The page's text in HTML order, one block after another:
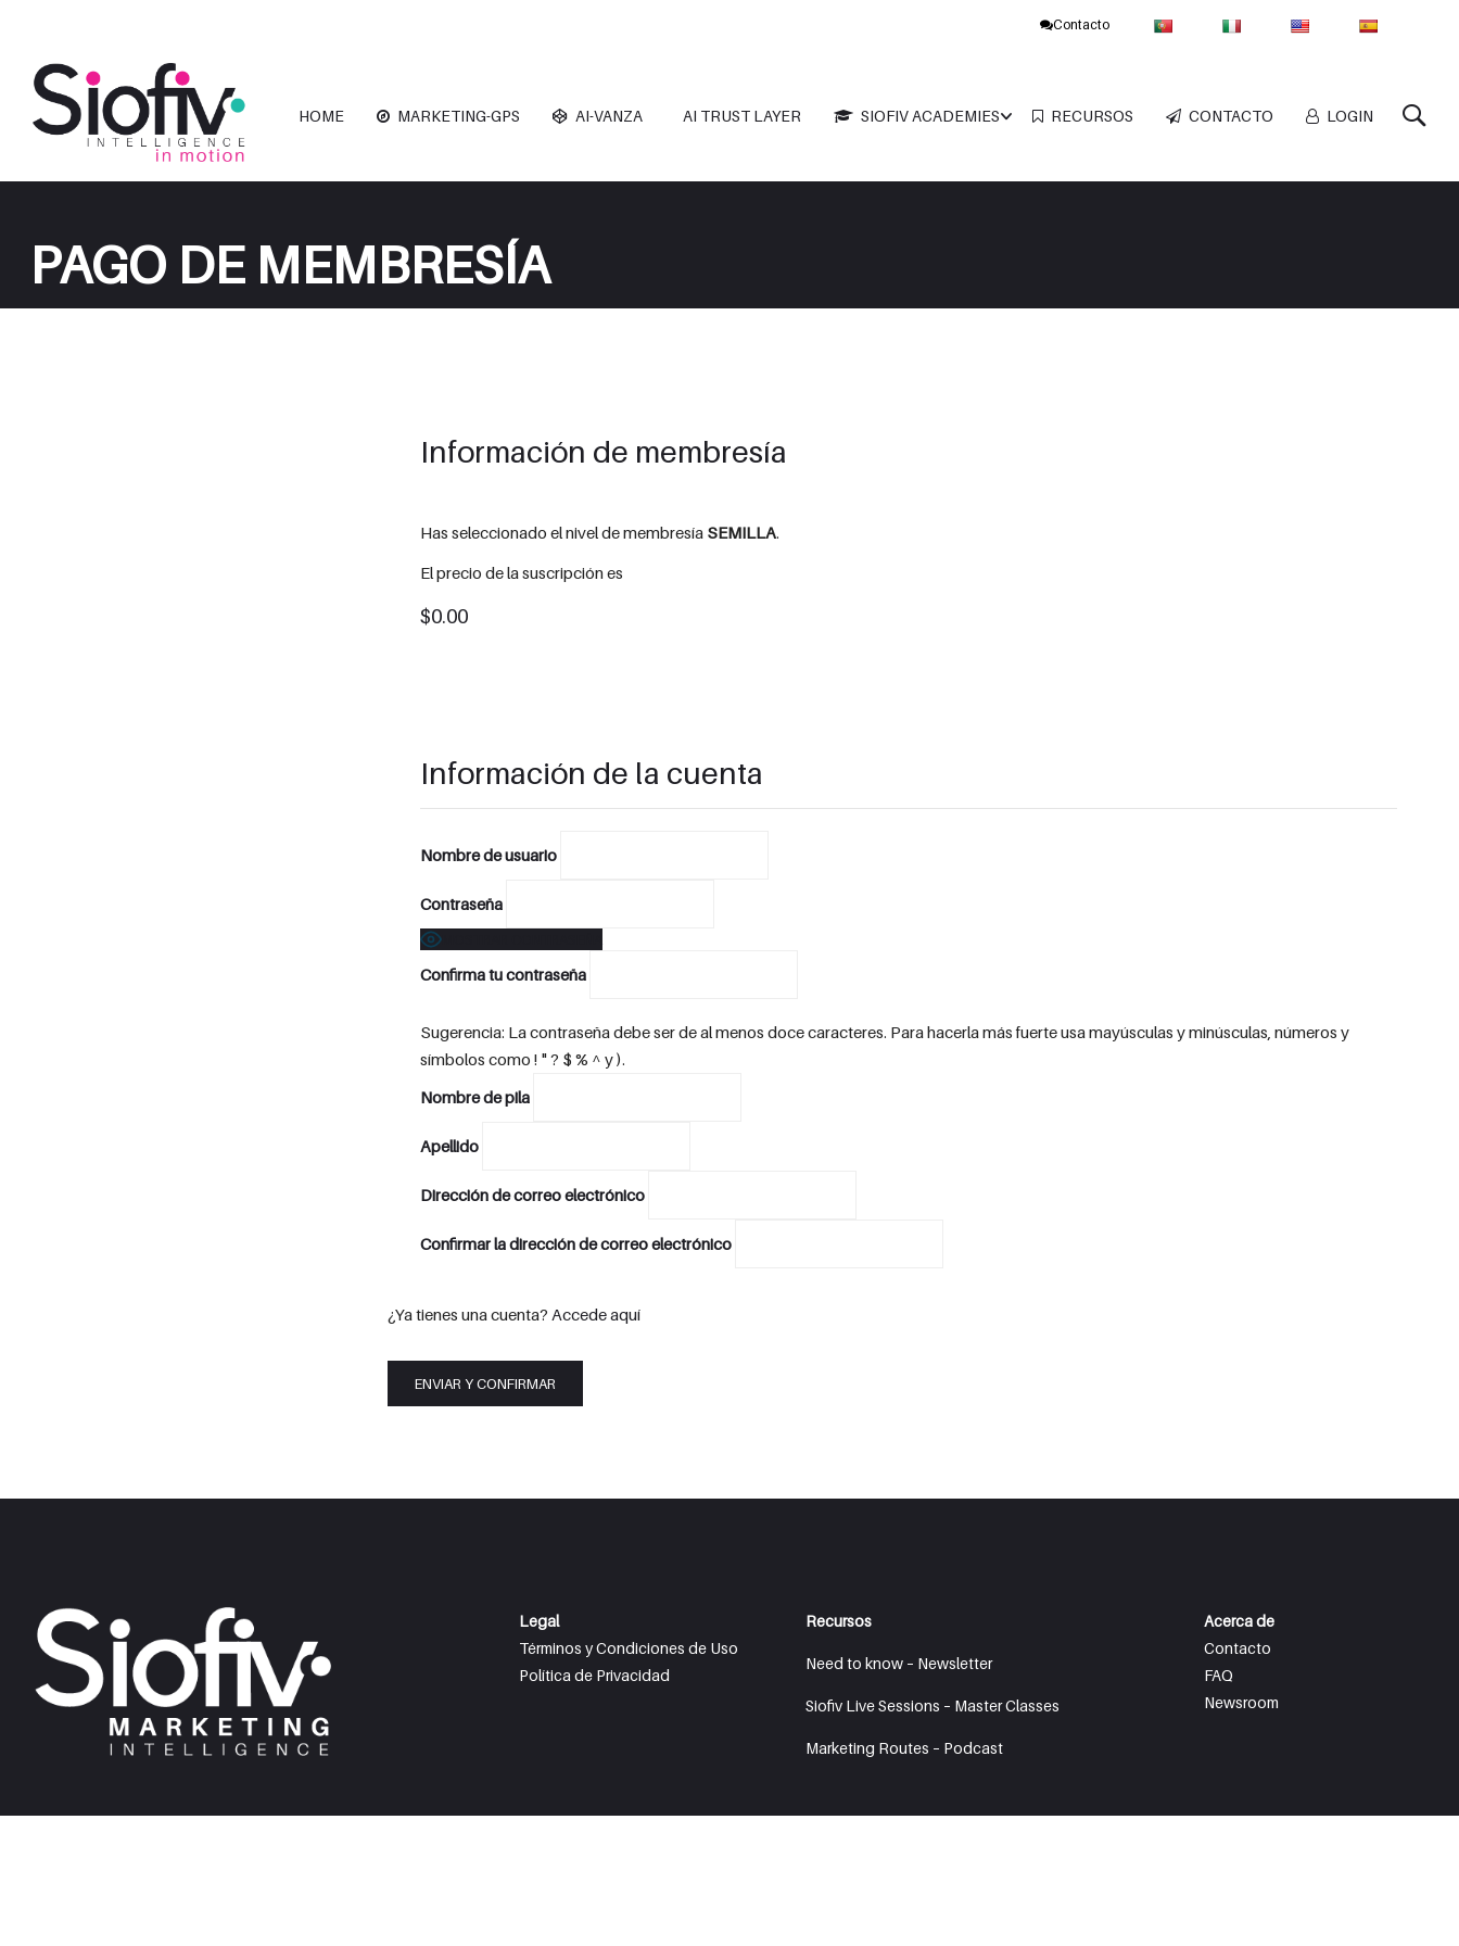
Contacto
HOME MARKETING-GPS AI-VANZA AI TRUST LAYER SIOFIV ACADEMIES RECURSOS CONTACTO LOGIN
PAGO DE MEMBRESÍA
Información de membresía
Has seleccionado el nivel de membresía SEMILLA.
El precio de la suscripción es
$0.00
Información de la cuenta
Nombre de usuario
Contraseña
Confirma tu contraseña
Sugerencia: La contraseña debe ser de al menos doce caracteres. Para hacerla más fuerte usa mayúsculas y minúsculas, números y
símbolos como ! " ? $ % ^ y ).
Nombre de pila
Apellido
Dirección de correo electrónico
Confirmar la dirección de correo electrónico
¿Ya tienes una cuenta? Accede aquí
Legal
Términos y Condiciones de Uso
Política de Privacidad
Recursos
Need to know – Newsletter
Siofiv Live Sessions – Master Classes
Marketing Routes – Podcast
Acerca de
Contacto
FAQ
Newsroom